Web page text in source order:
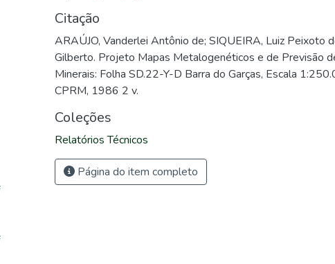
Citação
ARAÚJO, Vanderlei Antônio de; SIQUEIRA, Luiz Peixoto
Gilberto. Projeto Mapas Metalogenéticos e de Previsão
Minerais: Folha SD.22-Y-D Barra do Garças, Escala
CPRM, 1986 2 v.
Coleções
Relatórios Técnicos
Página do item completo